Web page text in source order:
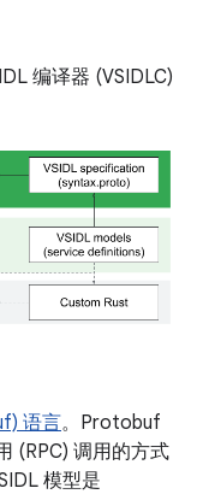
编译器 (VSIDLC)
语言。Protobuf
(RPC) 调用的方式
模型是